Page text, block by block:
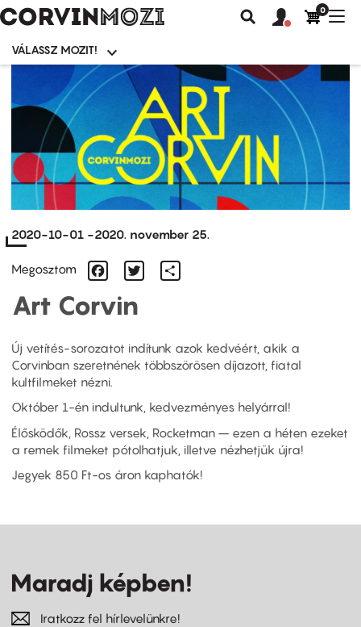
tartalomra
Moziválasztó
menü
VÁLASSZ MOZIT!
Keresés
Felhasználói
fiók
0
2020-10-01 -2020. november 25.
Megosztom Facebook
Twitter
Art Corvin
Új vetítés-sorozatot indítunk azok kedvéért, akik a
Corvinban szeretnének többszörösen díjazott, fiatal
kultfilmeket nézni.
Október 1-én indultunk, kedvezményes helyárral!
Élősködők, Rossz versek, Rocketman – ezen a héten ezeket
a remek filmeket pótolhatjuk, illetve nézhetjük újra!
Jegyek 850 Ft-os áron kaphatók!
Maradj képben!
Iratkozz fel hírlevelünkre!